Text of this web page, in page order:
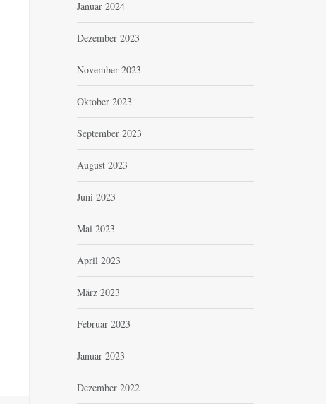
Januar 2024
Dezember 2023
November 2023
Oktober 2023
September 2023
August 2023
Juni 2023
Mai 2023
April 2023
März 2023
Februar 2023
Januar 2023
Dezember 2022